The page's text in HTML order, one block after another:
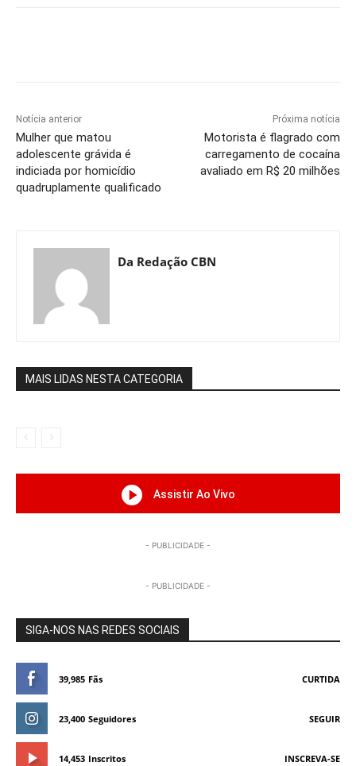
Notícia anterior
Mulher que matou
adolescente grávida é
indiciada por homicídio
quadruplamente qualificado
Próxima notícia
Motorista é flagrado com
carregamento de cocaína
avaliado em R$ 20 milhões
Da Redação CBN
MAIS LIDAS NESTA CATEGORIA
Assistir Ao Vivo
- PUBLICIDADE -
- PUBLICIDADE -
SIGA-NOS NAS REDES SOCIAIS
39,985 Fãs CURTIDA
23,400 Seguidores SEGUIR
14,453 Inscritos INSCREVA-SE